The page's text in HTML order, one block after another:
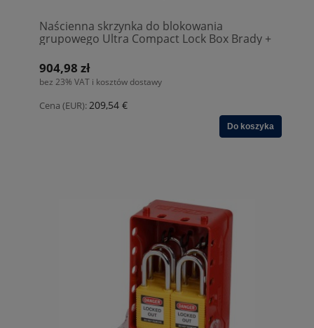
Naścienna skrzynka do blokowania
grupowego Ultra Compact Lock Box Brady +
904,98 zł
bez 23% VAT i kosztów dostawy
Cena (EUR):209,54 €
Do koszyka